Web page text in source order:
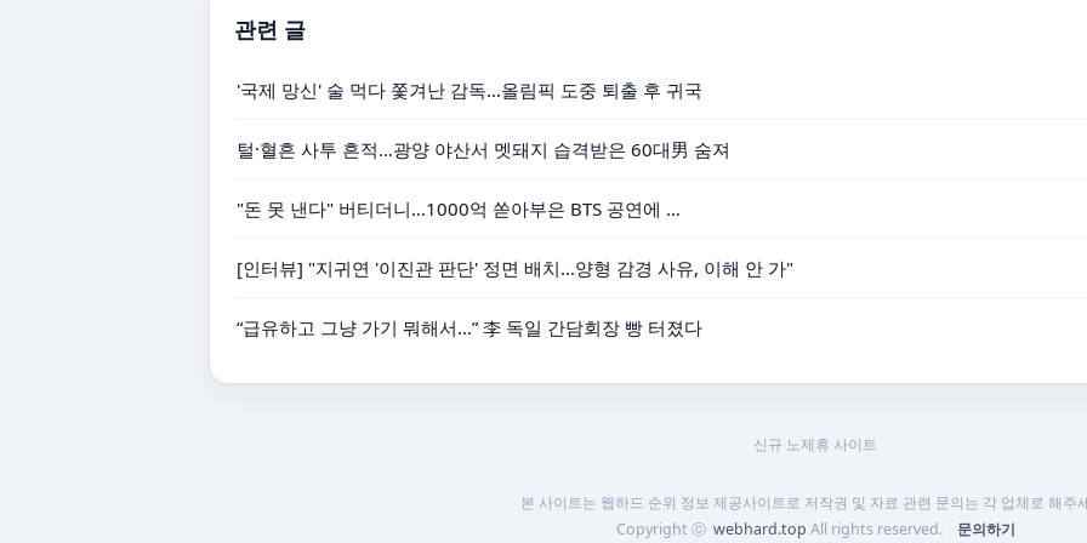
관련 글
'국제 망신' 술 먹다 쫓겨난 감독…올림픽 도중 퇴출 후 귀국
털·혈흔 사투 흔적…광양 야산서 멧돼지 습격받은 60대男 숨져
"돈 못 낸다" 버티더니…1000억 쏟아부은 BTS 공연에 …
[인터뷰] "지귀연 '이진관 판단' 정면 배치…양형 감경 사유, 이해 안 가"
“급유하고 그냥 가기 뭐해서...” 李 독일 간담회장 빵 터졌다
신규 노제휴 사이트
본 사이트는 웹하드 순위 정보 제공사이트로 저작권 및 자료 관련 문의는 각 업체로 해주
Copyright ⓒ webhard.top All rights reserved. 문의하기